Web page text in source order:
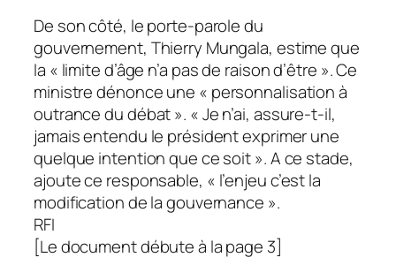
De son côté, le porte-parole du
gouvernement, Thierry Mungala, estime que
la « limite d’âge n’a pas de raison d’être ». Ce
ministre dénonce une « personnalisation à
outrance du débat». «Je n’ai, assure-t-il,
jamais entendu le président exprimer une
quelque intention que ce soit». A ce stade,
ajoute ce responsable, « l’enjeu c’est la
modification de la gouvernance ».
RFI
[Le document débute à la page 3]